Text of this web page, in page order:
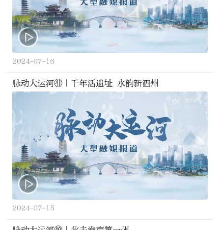
2024-07-16
脉动大运河㊶｜千年活遗址 水韵新泗州
2024-07-15